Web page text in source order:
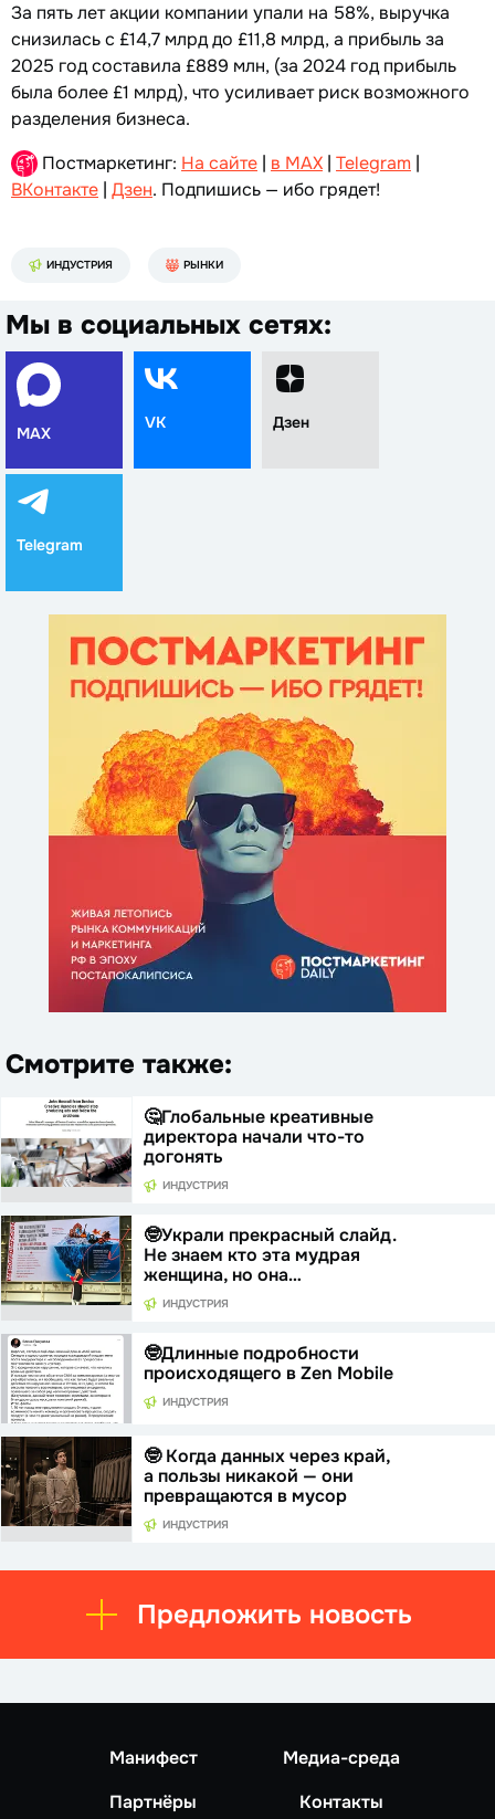
За пять лет акции компании упали на 58%, выручка
снизилась с £14,7 млрд до £11,8 млрд, а прибыль за
2025 год составила £889 млн, (за 2024 год прибыль
была более £1 млрд), что усиливает риск возможного
разделения бизнеса.
Постмаркетинг: На сайте | в MAX | Telegram |
ВКонтакте | Дзен. Подпишись — ибо грядет!
ИНДУСТРИЯ РЫНКИ
Мы в социальных сетях:
MAX
VK Дзен
Telegram
Смотрите также:
🤔Глобальные креативные
директора начали что-то
догонять
ИНДУСТРИЯ
🤓Украли прекрасный слайд.
Не знаем кто эта мудрая
женщина, но она…
ИНДУСТРИЯ
🤓Длинные подробности
происходящего в Zen Mobile
ИНДУСТРИЯ
🤓 Когда данных через край,
а пользы никакой — они
превращаются в мусор
ИНДУСТРИЯ
Предложить новость
Манифест
Медиа-среда
Партнёры
Контакты